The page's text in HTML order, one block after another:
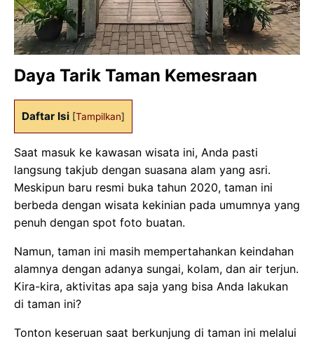
Daya Tarik Taman Kemesraan
Daftar Isi [Tampilkan]
Saat masuk ke kawasan wisata ini, Anda pasti
langsung takjub dengan suasana alam yang asri.
Meskipun baru resmi buka tahun 2020, taman ini
berbeda dengan wisata kekinian pada umumnya yang
penuh dengan spot foto buatan.
Namun, taman ini masih mempertahankan keindahan
alamnya dengan adanya sungai, kolam, dan air terjun.
Kira-kira, aktivitas apa saja yang bisa Anda lakukan
di taman ini?
Tonton keseruan saat berkunjung di taman ini melalui